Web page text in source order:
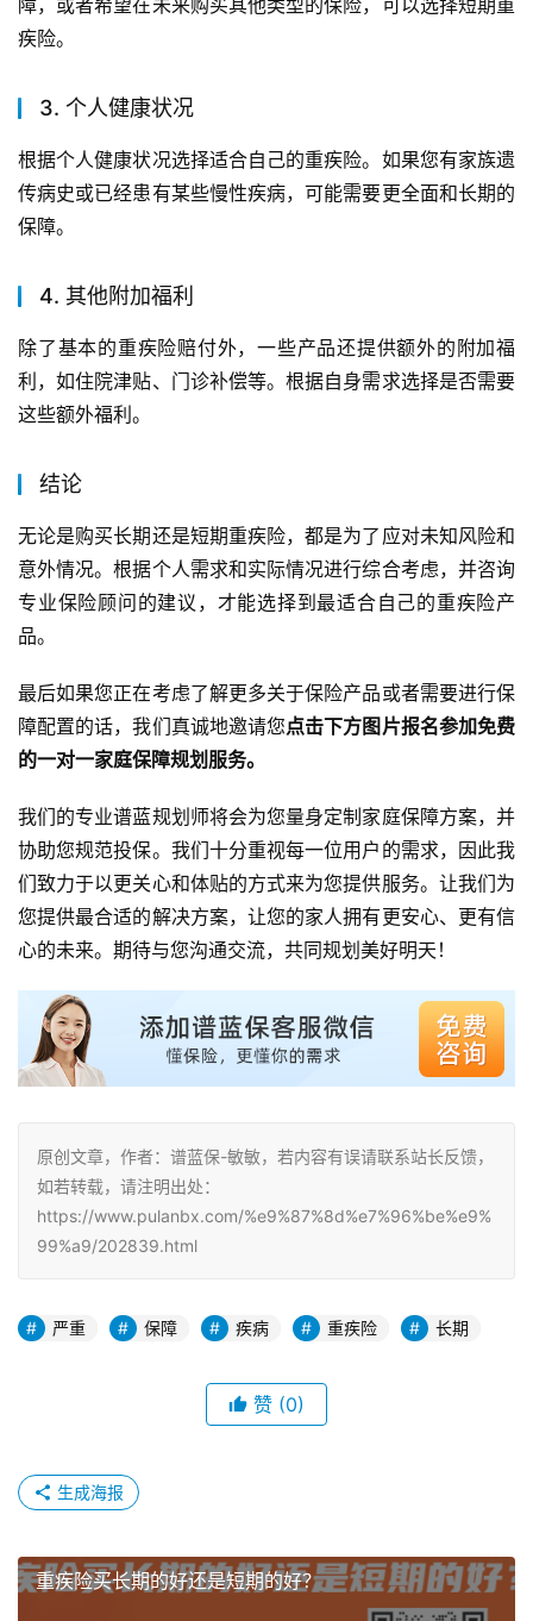
疾险。
3. 个人健康状况
根据个人健康状况选择适合自己的重疾险。如果您有家族遗
传病史或已经患有某些慢性疾病，可能需要更全面和长期的
保障。
4. 其他附加福利
除了基本的重疾险赔付外，一些产品还提供额外的附加福
利，如住院津贴、门诊补偿等。根据自身需求选择是否需要
这些额外福利。
结论
无论是购买长期还是短期重疾险，都是为了应对未知风险和
意外情况。根据个人需求和实际情况进行综合考虑，并咨询
专业保险顾问的建议，才能选择到最适合自己的重疾险产
品。
最后如果您正在考虑了解更多关于保险产品或者需要进行保
障配置的话，我们真诚地邀请您点击下方图片报名参加免费
的一对一家庭保障规划服务。
我们的专业谱蓝规划师将会为您量身定制家庭保障方案，并
协助您规范投保。我们十分重视每一位用户的需求，因此我
们致力于以更关心和体贴的方式来为您提供服务。让我们为
您提供最合适的解决方案，让您的家人拥有更安心、更有信
心的未来。期待与您沟通交流，共同规划美好明天！
原创文章，作者：谱蓝保-敏敏，若内容有误请联系站长反馈，
如若转载，请注明出处：
https://www.pulanbx.com/%e9%87%8d%e7%96%be%e9%
99%a9/202839.html
严重 保障 疾病 重疾险 长期
赞 (0)
生成海报
重疾险买长期的好还是短期的好？